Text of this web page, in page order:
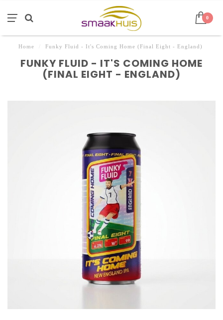
0
Home Funky Fluid - It's Coming Home (Final Eight - England)
FUNKY FLUID - IT'S COMING HOME
(FINAL EIGHT - ENGLAND)